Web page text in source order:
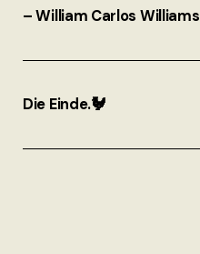
– William Carlos Williams
Die Einde.🐓